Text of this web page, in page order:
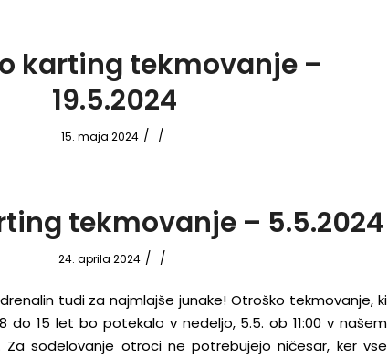
karting tekmovanje –
19.5.2024
15. maja 2024 / /
tekmovanje – 5.5.2024
24. aprila 2024 / /
tudi za najmlajše junake! Otroško tekmovanje, ki
do 15 let bo potekalo v nedeljo, 5.5. ob 11:00 v našem
Za sodelovanje otroci ne potrebujejo ničesar, ker vse